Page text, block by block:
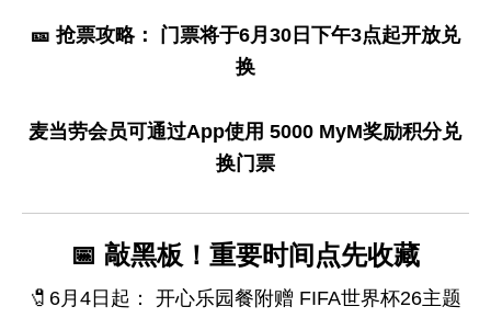
🎫 抢票攻略： 门票将于6月30日下午3点起开放兑
换
麦当劳会员可通过App使用 5000 MyM奖励积分兑
换门票
📅 敲黑板！重要时间点先收藏
🧷6月4日起： 开心乐园餐附赠 FIFA世界杯26主题